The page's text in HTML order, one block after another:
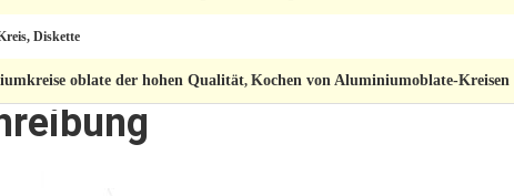
Diskette
oblate der hohen Qualität, Kochen von Aluminiumoblate-Kreisen